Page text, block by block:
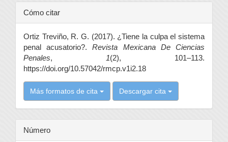
Detalles
del
artículo
Cómo citar
Ortiz Treviño, R. G. (2017). ¿Tiene la culpa el sistema
penal acusatorio?.Revista Mexicana De Ciencias
Penales, 1(2), 101–113.
https://doi.org/10.57042/rmcp.v1i2.18
Más formatos de cita Descargar cita
Número